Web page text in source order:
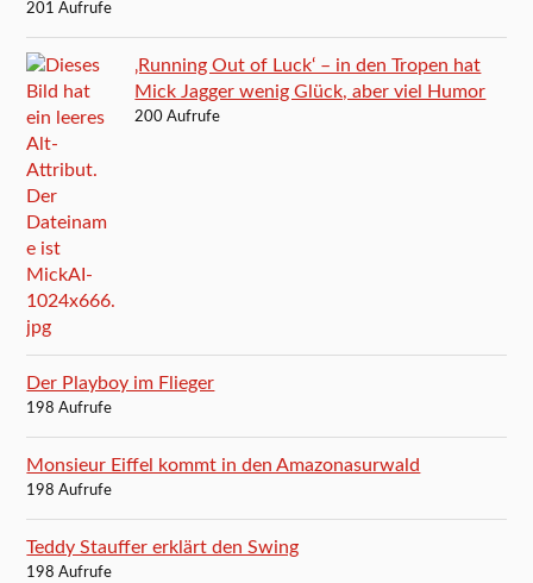
201 Aufrufe
‚Running Out of Luck‘ – in den Tropen hat
Mick Jagger wenig Glück, aber viel Humor
200 Aufrufe
Der Playboy im Flieger
198 Aufrufe
Monsieur Eiffel kommt in den Amazonasurwald
198 Aufrufe
Teddy Stauffer erklärt den Swing
198 Aufrufe